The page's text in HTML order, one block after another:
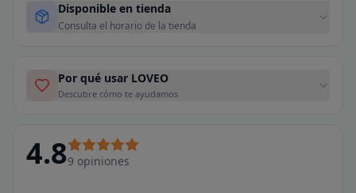
Disponible en tienda
Consulta el horario de la tienda
Por qué usar LOVEO
Descubre cómo te ayudamos
4.89 opiniones